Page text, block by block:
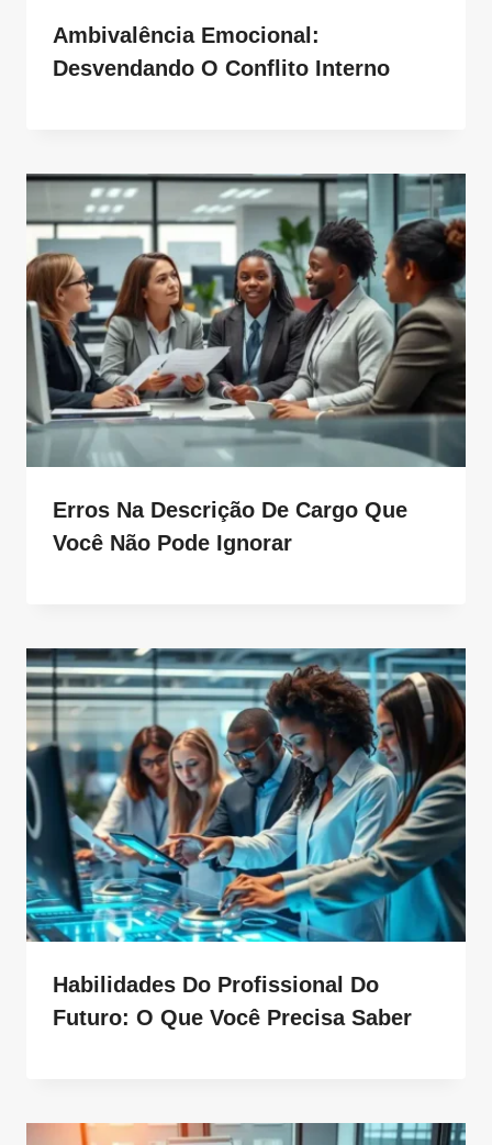
Ambivalência Emocional:
Desvendando O Conflito Interno
Erros Na Descrição De Cargo Que
Você Não Pode Ignorar
Habilidades Do Profissional Do
Futuro: O Que Você Precisa Saber